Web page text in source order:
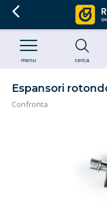
cerca
menu
Espansori
Confronta